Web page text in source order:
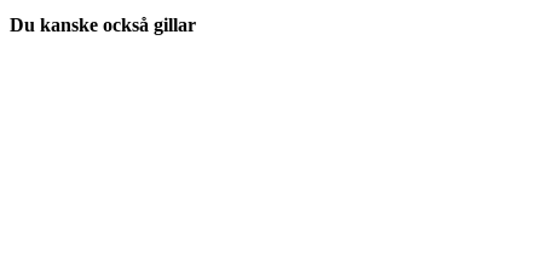
Du kanske också gillar